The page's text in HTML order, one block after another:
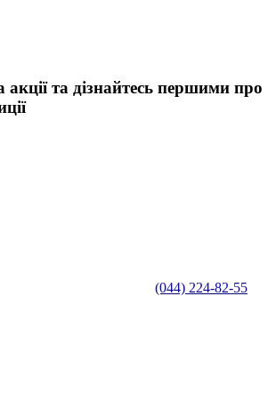
акції та дізнайтесь першими про
(044) 224-82-55